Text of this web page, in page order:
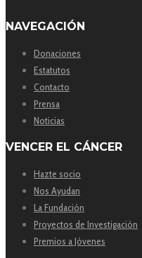
NAVEGACIÓN
Donaciones
Estatutos
Contacto
Prensa
Noticias
VENCER EL CÁNCER
Hazte socio
Nos Ayudan
La Fundación
Proyectos de Investigación
Premios a Jóvenes